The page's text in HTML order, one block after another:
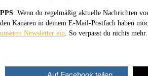
PPS: Wenn du regelmäßig aktuelle Nachrichten
den Kanaren in deinem E-Mail-Postfach haben
unseren Newsletter ein . So verpasst du nichts mehr.